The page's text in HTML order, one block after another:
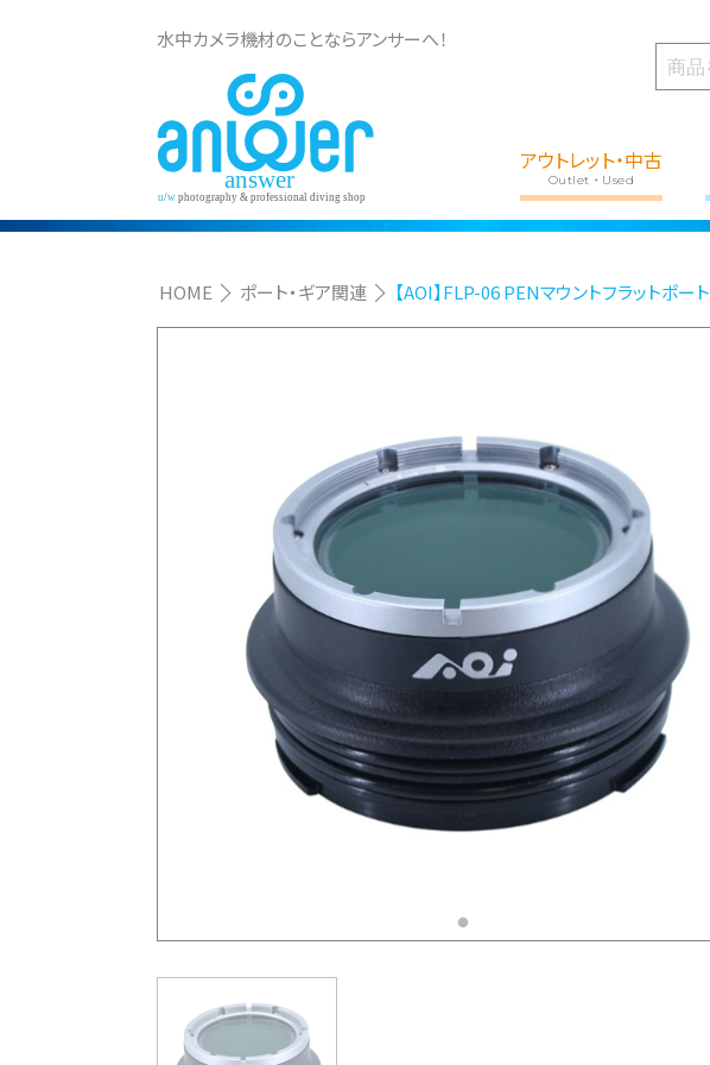
水中カメラ機材のことならアンサーへ！
アウトレット・中古
Outlet・Used
HOME ポート・ギア関連 【AOI】FLP-06 PENマウントフラットポート